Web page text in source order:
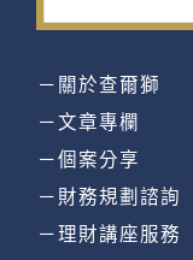
－關於查爾獅
－文章專欄
－個案分享
－財務規劃諮詢
－理財講座服務